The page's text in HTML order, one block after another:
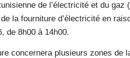
de l’électricité et du
la fourniture d’électricité en
de 8h00 à 14h00.
concernera plusieurs zones de